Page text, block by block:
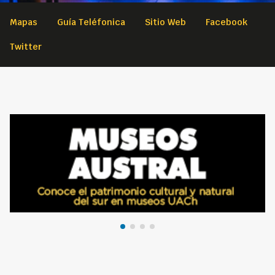
Mapas Guía Teléfonica Sitio Web Facebook
Twitter